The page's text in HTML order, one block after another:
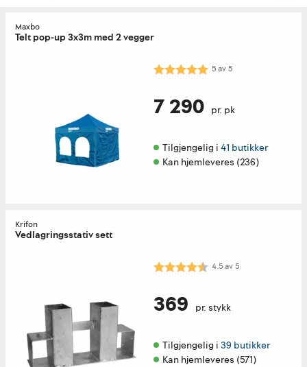
Maxbo
Telt pop-up 3x3m med 2 vegger
Karakter: 5.0 av 5 mulige
5av5
7 290 pr. pk
Tilgjengelig i 41 butikker
Kan hjemleveres (236)
Krifon
Vedlagringsstativ sett
Karakter: 4.5 av 5 mulige
4.5av5
369 pr. stykk
Tilgjengelig i 39 butikker
Kan hjemleveres (571)